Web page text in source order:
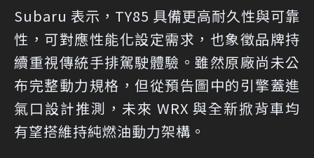
Subaru 表示，TY85 具備更高耐久性與可靠
性，可對應性能化設定需求，也象徵品牌持
續重視傳統手排駕駛體驗。雖然原廠尚未公
布完整動力規格，但從預告圖中的引擎蓋進
氣口設計推測，未來 WRX 與全新掀背車均
有望搭維持純燃油動力架構。